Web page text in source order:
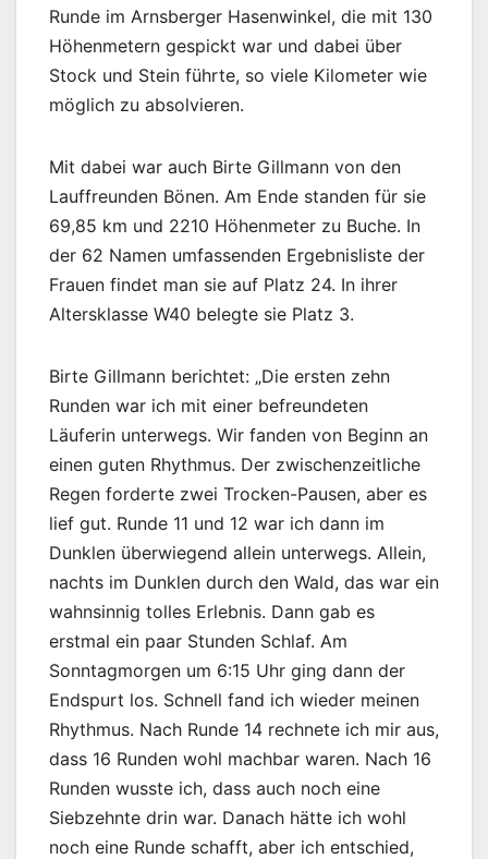
Runde im Arnsberger Hasenwinkel, die mit 130
Höhenmetern gespickt war und dabei über
Stock und Stein führte, so viele Kilometer wie
möglich zu absolvieren.
Mit dabei war auch Birte Gillmann von den
Lauffreunden Bönen. Am Ende standen für sie
69,85 km und 2210 Höhenmeter zu Buche. In
der 62 Namen umfassenden Ergebnisliste der
Frauen findet man sie auf Platz 24. In ihrer
Altersklasse W40 belegte sie Platz 3.
Birte Gillmann berichtet: „Die ersten zehn
Runden war ich mit einer befreundeten
Läuferin unterwegs. Wir fanden von Beginn an
einen guten Rhythmus. Der zwischenzeitliche
Regen forderte zwei Trocken-Pausen, aber es
lief gut. Runde 11 und 12 war ich dann im
Dunklen überwiegend allein unterwegs. Allein,
nachts im Dunklen durch den Wald, das war ein
wahnsinnig tolles Erlebnis. Dann gab es
erstmal ein paar Stunden Schlaf. Am
Sonntagmorgen um 6:15 Uhr ging dann der
Endspurt los. Schnell fand ich wieder meinen
Rhythmus. Nach Runde 14 rechnete ich mir aus,
dass 16 Runden wohl machbar waren. Nach 16
Runden wusste ich, dass auch noch eine
Siebzehnte drin war. Danach hätte ich wohl
noch eine Runde schafft, aber ich entschied,